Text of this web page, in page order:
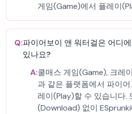
게임(Game)에서 플레이
Q:파이어보이 앤 워터걸은 어디
있나요?
A:쿨매스 게임(Game), 크레
과 같은 플랫폼에서 파이
레이(Play)할 수 있습니다.
(Download) 없이